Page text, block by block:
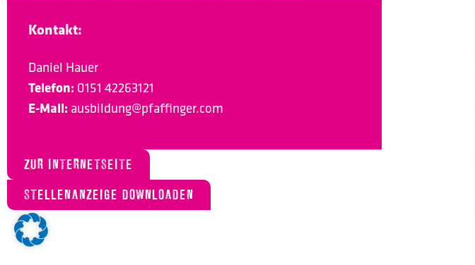
Kontakt:
Daniel Hauer
Telefon: 0151 42263121
E-Mail: ausbildung@pfaffinger.com
ZUR INTERNETSEITE
STELLENANZEIGE DOWNLOADEN